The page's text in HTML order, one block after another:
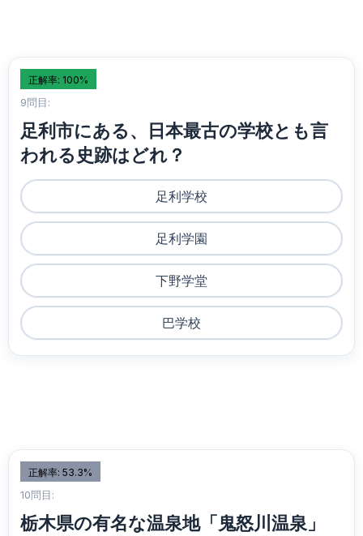
正解率: 100%
9問目:
足利市にある、日本最古の学校とも言
われる史跡はどれ？
足利学校
足利学園
下野学堂
巴学校
正解率: 53.3%
10問目:
栃木県の有名な温泉地「鬼怒川温泉」